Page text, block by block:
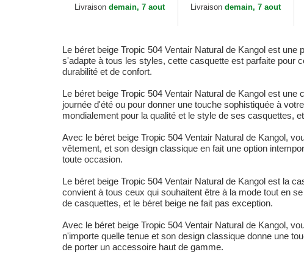
Livraisondemain, 7 aout Livraisondemain, 7 aout
Le béret beige Tropic 504 Ventair Natural de Kangol est
s'adapte à tous les styles, cette casquette est parfaite pour
durabilité et de confort.
Le béret beige Tropic 504 Ventair Natural de Kangol est
journée d'été ou pour donner une touche sophistiquée à
mondialement pour la qualité et le style de ses casquettes,
Avec le béret beige Tropic 504 Ventair Natural de Kangol,
vêtement, et son design classique en fait une option
toute occasion.
Le béret beige Tropic 504 Ventair Natural de Kangol est la
convient à tous ceux qui souhaitent être à la mode tout en
de casquettes, et le béret beige ne fait pas exception.
Avec le béret beige Tropic 504 Ventair Natural de Kangol,
n'importe quelle tenue et son design classique donne une
de porter un accessoire haut de gamme.